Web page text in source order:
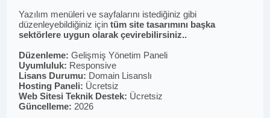
Yazılım menüleri ve sayfalarını istediğiniz gibi
düzenleyebildiğiniz içintüm site tasarımını başka
sektörlere uygun olarak çevirebilirsiniz..
Düzenleme:Gelişmiş Yönetim Paneli
Uyumluluk: Responsive
Lisans Durumu: Domain Lisanslı
Hosting Paneli: Ücretsiz
Web Sitesi Teknik Destek: Ücretsiz
Güncelleme: 2026